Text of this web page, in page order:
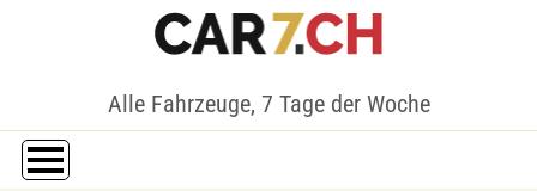
Alle Fahrzeuge, 7 Tage der Woche